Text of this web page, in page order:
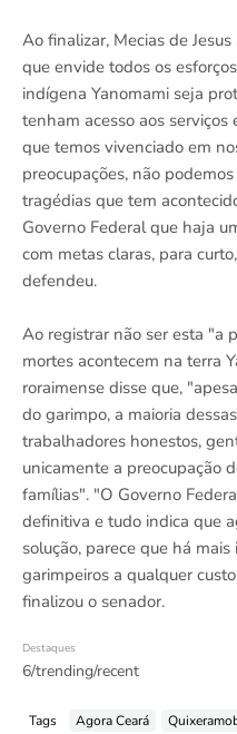
Ao finalizar, Mecias de
que envide todos os
indígena Yanomami seja
tenham acesso aos serviços
que temos vivenciado em
preocupações, não
tragédias que tem
Governo Federal que haja
com metas claras, para
defendeu.
Ao registrar não ser esta "a
mortes acontecem na terra
roraimense disse que,
do garimpo, a maioria
trabalhadores honestos,
unicamente a preocupação
famílias". "O Governo
definitiva e tudo indica que
solução, parece que há
garimpeiros a qualquer
finalizou o senador.
Destaques
6/trending/recent
Tags Agora Ceará